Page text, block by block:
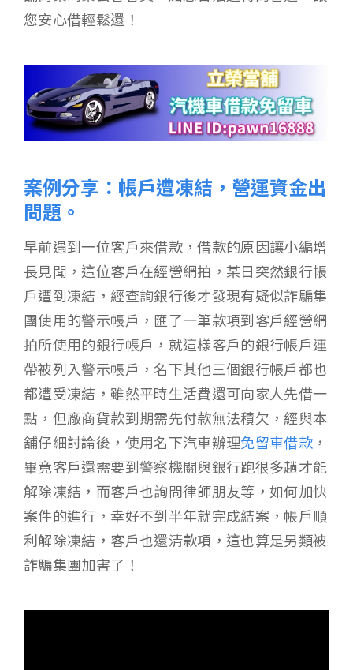
您安心借輕鬆還！
案例分享：帳戶遭凍結，營運資金出
問題。
早前遇到一位客戶來借款，借款的原因讓小編增
長見聞，這位客戶在經營網拍，某日突然銀行帳
戶遭到凍結，經查詢銀行後才發現有疑似詐騙集
團使用的警示帳戶，匯了一筆款項到客戶經營網
拍所使用的銀行帳戶，就這樣客戶的銀行帳戶連
帶被列入警示帳戶，名下其他三個銀行帳戶都也
都遭受凍結，雖然平時生活費還可向家人先借一
點，但廠商貨款到期需先付款無法積欠，經與本
舖仔細討論後，使用名下汽車辦理免留車借款 ，
畢竟客戶還需要到警察機關與銀行跑很多趟才能
解除凍結，而客戶也詢問律師朋友等，如何加快
案件的進行，幸好不到半年就完成結案，帳戶順
利解除凍結，客戶也還清款項，這也算是另類被
詐騙集團加害了！